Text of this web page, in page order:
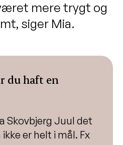
mere trygt og
siger Mia.
du haft en
Skovbjerg Juul det
er helt i mål. Fx